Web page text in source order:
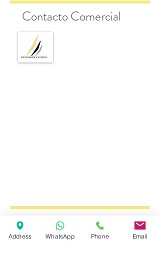
Contacto Comercial
Marcas
Address WhatsApp Phone Email